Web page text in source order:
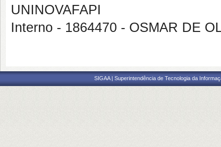
UNINOVAFAPI
Interno - 1864470 - OSMAR DE
SIGAA | Superintendência de Tecnologia da